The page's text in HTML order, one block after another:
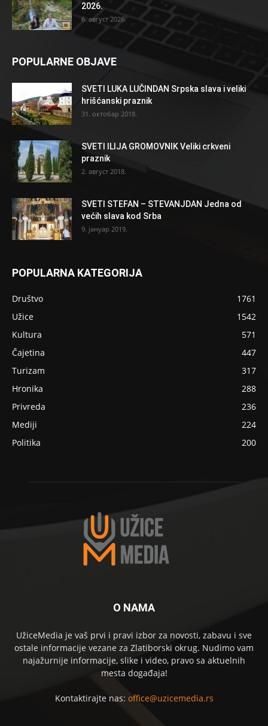
2026.
6. август 2026.
POPULARNE OBJAVE
SVETI LUKA LUČINDAN Srpska slava i veliki
hrišćanski praznik
31. октобар 2018.
SVETI ILIJA GROMOVNIK Veliki crkveni
praznik
2. август 2018.
SVETI STEFAN – STEVANJDAN Jedna od
većih slava kod Srba
9. јануар 2019.
POPULARNA KATEGORIJA
Društvo
1761
Užice
1542
Kultura
571
Čajetina
447
Turizam
317
Hronika
288
Privreda
236
Mediji
224
Politika
200
O NAMA
UžiceMedia je vaš prvi i pravi izbor za novosti, zabavu i sve
ostale informacije vezane za Zlatiborski okrug. Nudimo vam
najažurnije informacije, slike i video, pravo sa aktuelnih
mesta događaja!
Kontaktirajte nas: office@uzicemedia.rs